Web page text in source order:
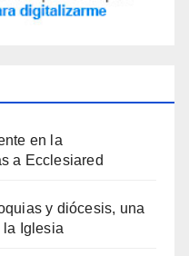
en la
a Ecclesiared
y diócesis, una
la Iglesia